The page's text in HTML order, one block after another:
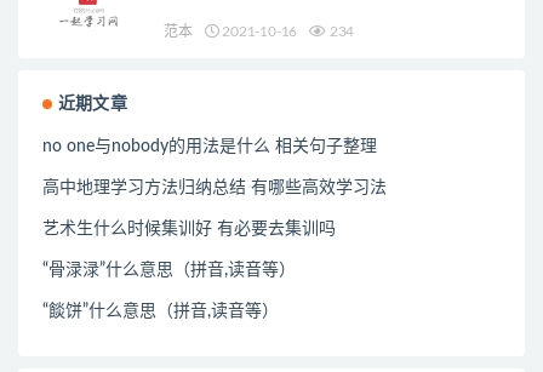
范本 2021-10-16 234
近期文章
no one与nobody的用法是什么 相关句子整理
高中地理学习方法归纳总结 有哪些高效学习法
艺术生什么时候集训好 有必要去集训吗
“骨渌渌”什么意思（拼音,读音等）
“餤饼”什么意思（拼音,读音等）